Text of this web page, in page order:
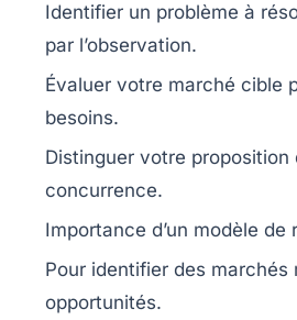
Identifier un problème à
par l’observation.
Évaluer votre marché cible
besoins.
Distinguer votre proposition
concurrence.
Importance d’un modèle de
Pour identifier des marchés
opportunités.